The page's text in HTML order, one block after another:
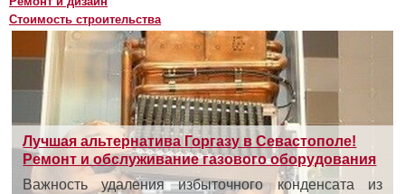
Стоимость строительства
Лучшая альтернатива Горгазу в Севастополе!
Ремонт и обслуживание газового оборудования
Важность удаления избыточного конденсата из